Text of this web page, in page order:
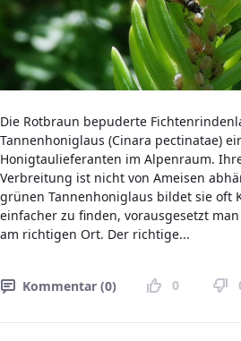
Die Rotbraun bepuderte
Tannenhoniglaus (Cinara pectinatae)
Honigtaulieferanten im Alpenraum.
Verbreitung ist nicht von Ameisen
grünen Tannenhoniglaus bildet sie oft
einfacher zu finden, vorausgesetzt
am richtigen Ort. Der richtige...
Kommentar (0) 0